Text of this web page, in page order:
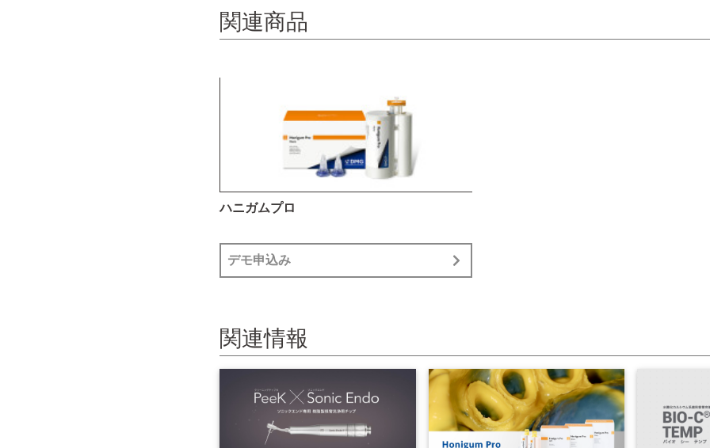
関連商品
ハニガムプロ
デモ申込み
関連情報